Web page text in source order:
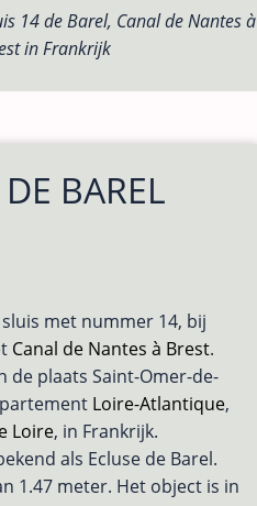
14 de Barel, Canal de Nantes à
in Frankrijk
BAREL
met nummer 14, bij
Canal de Nantes à Brest.
de plaats Saint-Omer-de-
Loire-Atlantique,
Loire, in Frankrijk.
als Ecluse de Barel.
1.47 meter. Het object is in